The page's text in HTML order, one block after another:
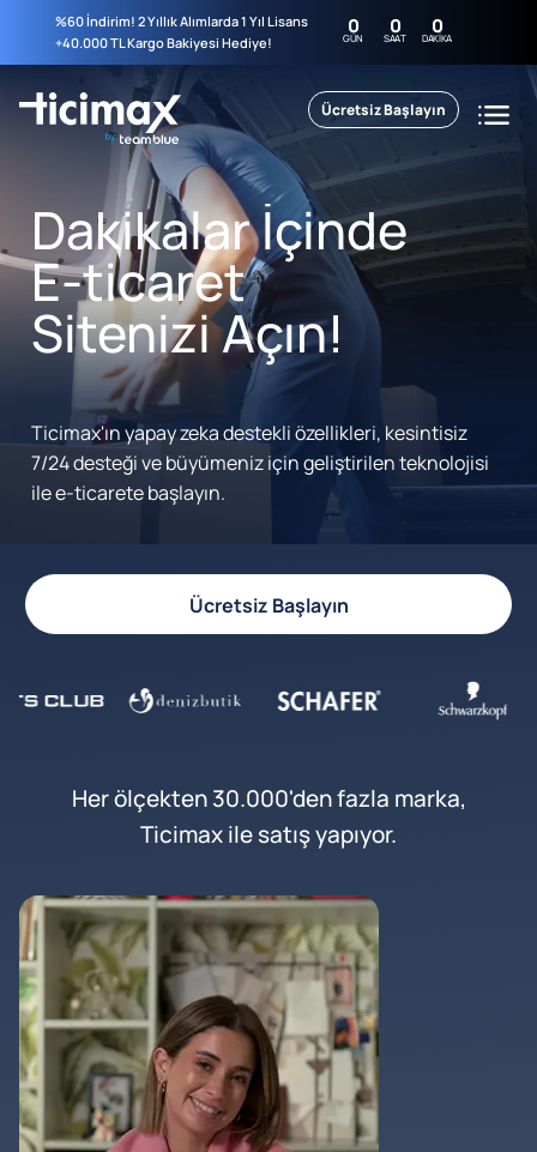
%60 İndirim! 2 Yıllık Alımlarda 1 Yıl Lisans
+40.000 TL Kargo Bakiyesi Hediye!
0
GÜN 0
SAAT 0
DAKIKA
Ücretsiz Başlayın
Dakikalar İçinde
E-ticaret
Sitenizi Açın!
Ticimax'ın yapay zeka destekli özellikleri, kesintisiz
7/24 desteği ve büyümeniz için geliştirilen teknolojisi
ile e-ticarete başlayın.
Ücretsiz Başlayın
Her ölçekten 30.000'den fazla marka,
Ticimax ile satış yapıyor.